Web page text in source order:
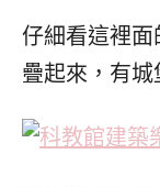
仔細看這裡
疊起來，有城